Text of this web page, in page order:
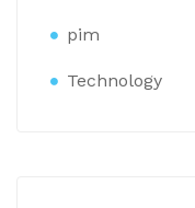
pim
Technology